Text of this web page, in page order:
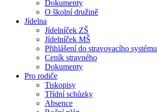
Dokumenty
O školní družině
Jídelna
Jídelníček ZŠ
Jídelníček MŠ
Přihlášení do stravovacího systému
Ceník stravného
Dokumenty
Pro rodiče
Tiskopisy
Třídní schůzky
Absence